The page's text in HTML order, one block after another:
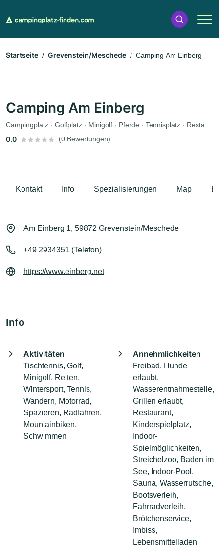
Startseite Grevenstein/Meschede Camping Am Einberg
Camping Am Einberg
Campingplatz · Golfplatz · Minigolf · Pferde · Tennisplatz · Restaurant · Sauna · Bootsverleih · Fahrradverleih · Imbiss · Zeltplatz · Wohnmobile
0.0 (0 Bewertungen)
Kontakt Info Spezialisierungen Map
Am Einberg 1, 59872 Grevenstein/Meschede
+49 2934351 (Telefon)
https://www.einberg.net
Info
Aktivitäten
Tischtennis, Golf,
Minigolf, Reiten,
Wintersport, Tennis,
Wandern, Motorrad,
Spazieren, Radfahren,
Mountainbiken,
Schwimmen
Annehmlichkeiten
Freibad, Hunde
erlaubt,
Wasserentnahmestelle,
Grillen erlaubt,
Restaurant,
Kinderspielplatz,
Indoor-
Spielmöglichkeiten,
Streichelzoo, Baden im
See, Indoor-Pool,
Sauna, Wasserrutsche,
Bootsverleih,
Fahrradverleih,
Brötchenservice,
Imbiss,
Lebensmittelladen